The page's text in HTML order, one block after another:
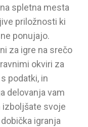
spletna mesta
priložnosti ki
ponujajo.
za igre na srečo
okviri za
podatki, in
delovanja vam
izboljšate svoje
igranja